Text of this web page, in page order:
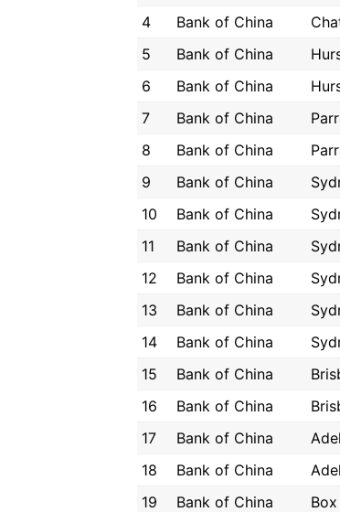
4
Bank of China
5
Bank of China
6
Bank of China
7
Bank of China
8
Bank of China
9
Bank of China
10
Bank of China
11
Bank of China
12
Bank of China
13
Bank of China
14
Bank of China
15
Bank of China
16
Bank of China
17
Bank of China
18
Bank of China
19
Bank of China